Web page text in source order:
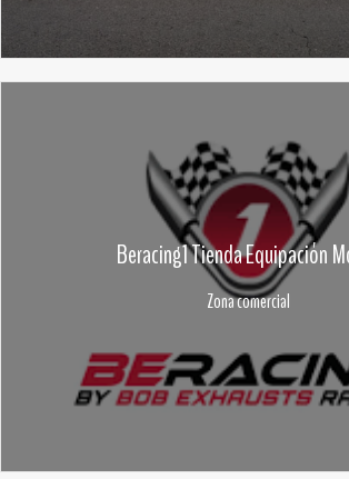
Beracing1 Tienda Equipación
Zona comercial